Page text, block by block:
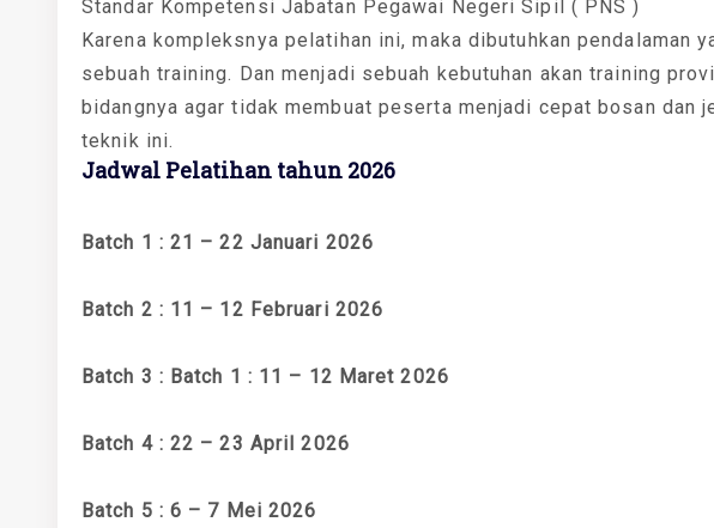
Standar Kompetensi Jabatan Pegawai Negeri Sipil ( PNS )
Karena kompleksnya pelatihan ini, maka dibutuhkan pendalaman
sebuah training. Dan menjadi sebuah kebutuhan akan training
bidangnya agar tidak membuat peserta menjadi cepat bosan dan
teknik ini.
Jadwal Pelatihan tahun 2026
Batch 1 : 21 – 22 Januari 2026
Batch 2 : 11 – 12 Februari 2026
Batch 3 : Batch 1 : 11 – 12 Maret 2026
Batch 4 : 22 – 23 April 2026
Batch 5 : 6 – 7 Mei 2026